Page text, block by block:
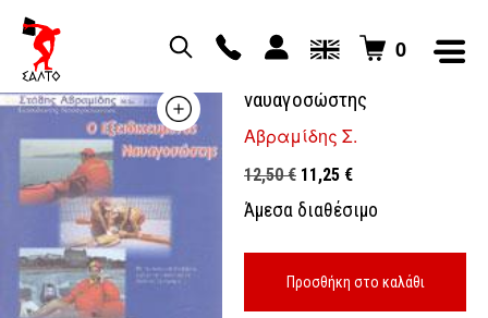
0
ναυαγοσώστης
Αβραμίδης Σ.
12,50€ Original
price
12,50 €.
11,25 €Η
τρέχουσα
τιμή
είναι:
11,25 €.
Άμεσα διαθέσιμο
Προσθήκη στο καλάθι